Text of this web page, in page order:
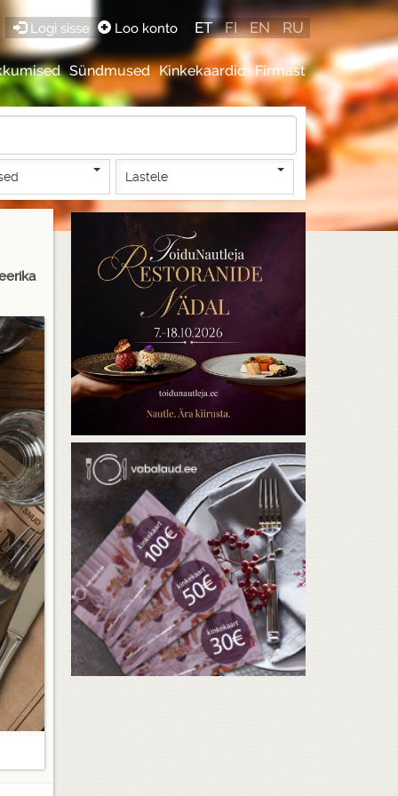
Sündmused Kinkekaardid Firmast
Logi sisse Loo konto ET FI EN RU
Lastele